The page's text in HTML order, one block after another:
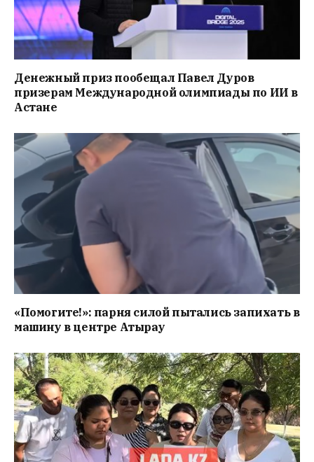
Денежный приз пообещал Павел Дуров
призерам Международной олимпиады по ИИ в
Астане
«Помогите!»: парня силой пытались запихать в
машину в центре Атырау